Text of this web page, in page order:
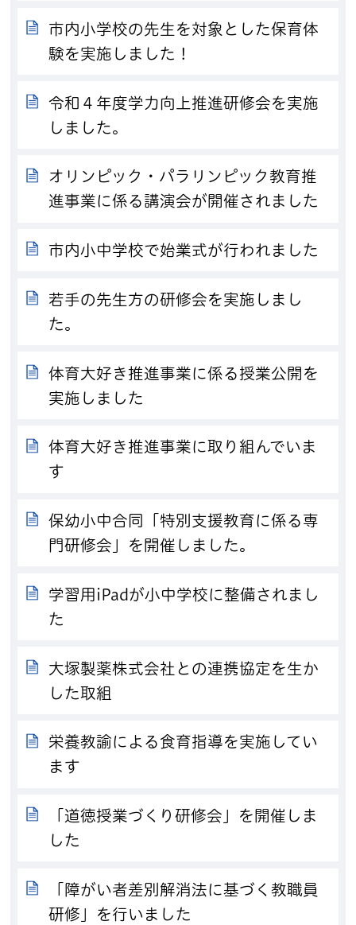
市内小学校の先生を対象とした保育体
験を実施しました！
令和４年度学力向上推進研修会を実施
しました。
オリンピック・パラリンピック教育推
進事業に係る講演会が開催されました
市内小中学校で始業式が行われました
若手の先生方の研修会を実施しまし
た。
体育大好き推進事業に係る授業公開を
実施しました
体育大好き推進事業に取り組んでいま
す
保幼小中合同「特別支援教育に係る専
門研修会」を開催しました。
学習用iPadが小中学校に整備されまし
た
大塚製薬株式会社との連携協定を生か
した取組
栄養教諭による食育指導を実施してい
ます
「道徳授業づくり研修会」を開催しま
した
「障がい者差別解消法に基づく教職員
研修」を行いました